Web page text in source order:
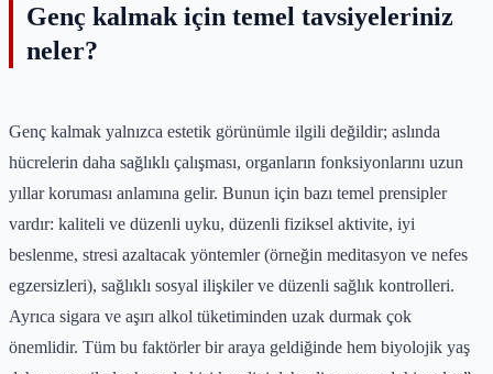
Genç kalmak için temel tavsiyeleriniz
neler?
Genç kalmak yalnızca estetik görünümle ilgili değildir; aslında
hücrelerin daha sağlıklı çalışması, organların fonksiyonlarını uzun
yıllar koruması anlamına gelir. Bunun için bazı temel prensipler
vardır: kaliteli ve düzenli uyku, düzenli fiziksel aktivite, iyi
beslenme, stresi azaltacak yöntemler (örneğin meditasyon ve nefes
egzersizleri), sağlıklı sosyal ilişkiler ve düzenli sağlık kontrolleri.
Ayrıca sigara ve aşırı alkol tüketiminden uzak durmak çok
önemlidir. Tüm bu faktörler bir araya geldiğinde hem biyolojik yaş